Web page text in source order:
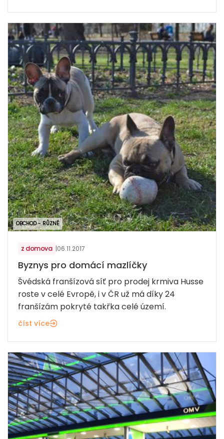
OBCHOD - RŮZNÉ
z domova |06.11.2017
Byznys pro domácí mazlíčky
Švédská franšízová síť pro prodej krmiva Husse
roste v celé Evropě, i v ČR už má díky 24
franšízám pokryté takřka celé území.
číst více